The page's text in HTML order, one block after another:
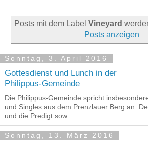
Posts mit dem LabelVineyard
Posts anzeigen
Sonntag, 3. April 2016
Gottesdienst und Lunch in der
Philippus-Gemeinde
Die Philippus-Gemeinde spricht
und Singles aus dem Prenzlauer Berg an.
und die Predigt sow...
Sonntag, 13. März 2016